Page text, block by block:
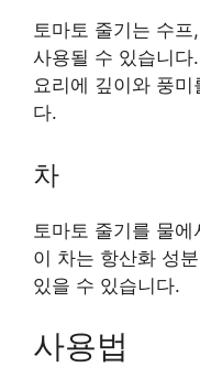
토마토 줄기는 수
사용될 수 있습니다.
요리에 깊이와 풍
다.
차
토마토 줄기를 물에
이 차는 항산화 성
있을 수 있습니다.
사용법